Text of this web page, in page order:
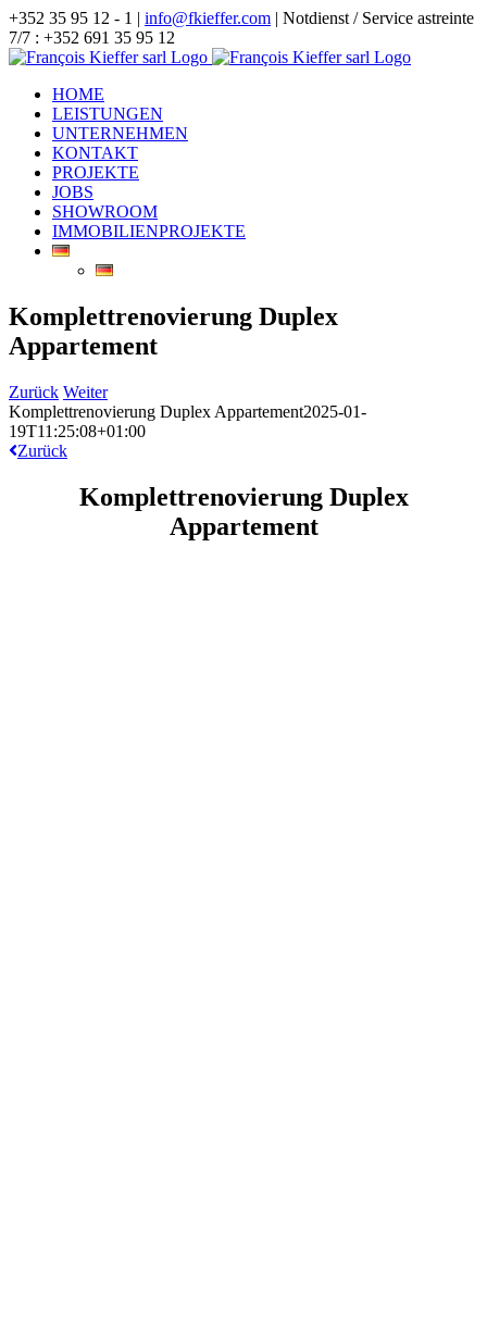
Zum
Inhalt
springen
+352 35 95 12 - 1 | info@fkieffer.com | Notdienst / Service astreinte
7/7 : +352 691 35 95 12
HOME
LEISTUNGEN
UNTERNEHMEN
KONTAKT
PROJEKTE
JOBS
SHOWROOM
IMMOBILIENPROJEKTE
Komplettrenovierung Duplex
Appartement
Zurück Weiter
Komplettrenovierung Duplex Appartement2025-01-
19T11:25:08+01:00
Zurück
Komplettrenovierung Duplex
Appartement